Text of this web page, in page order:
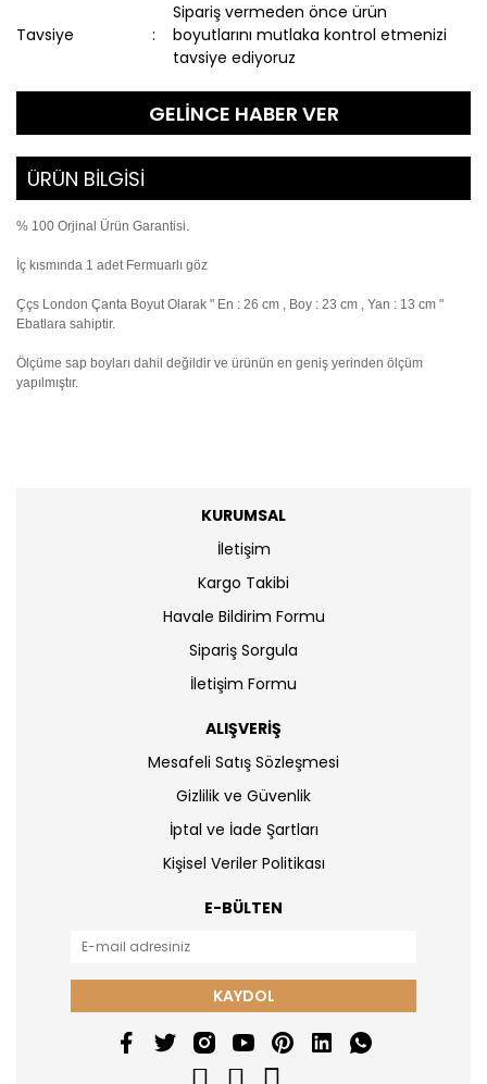
Tavsiye
Sipariş vermeden önce ürün
boyutlarını mutlaka kontrol etmenizi
tavsiye ediyoruz
GELİNCE HABER VER
ÜRÜN BİLGİSİ
% 100 Orjinal Ürün Garantisi.
İç kısmında 1 adet Fermuarlı göz
Ççs London Çanta Boyut Olarak " En : 26 cm , Boy : 23 cm , Yan : 13 cm "
Ebatlara sahiptir.
Ölçüme sap boyları dahil değildir ve ürünün en geniş yerinden ölçüm
yapılmıştır.
KURUMSAL
İletişim
Kargo Takibi
Havale Bildirim Formu
Sipariş Sorgula
İletişim Formu
ALIŞVERİŞ
Mesafeli Satış Sözleşmesi
Gizlilik ve Güvenlik
İptal ve İade Şartları
Kişisel Veriler Politikası
E-BÜLTEN
KAYDOL